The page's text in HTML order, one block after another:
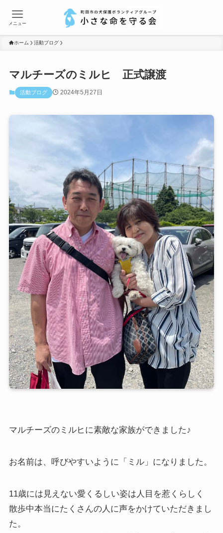
メニュー
ホーム 活動ブログ
マルチーズのミルヒ 正式譲渡
活動ブログ 2024年5月27日
マルチーズのミルヒに素敵な家族ができました♪
お名前は、呼びやすいように「ミル」になりました。
11歳には見えない愛くるしい姿は人目を惹くらしく
散歩中本当にたくさんの人に声をかけていただきまし
た。